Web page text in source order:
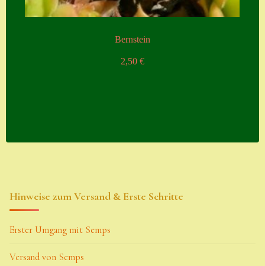
Bernstein
2,50 €
Hinweise zum Versand & Erste Schritte
Erster Umgang mit Semps
Versand von Semps